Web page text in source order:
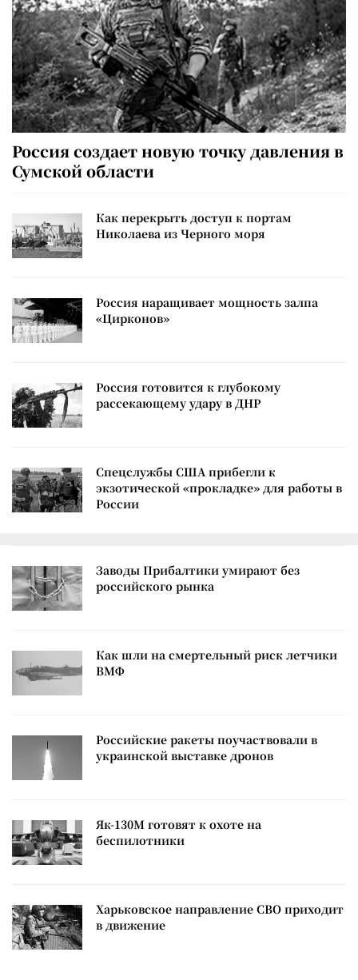
Россия создает новую точку давления в
Сумской области
Как перекрыть доступ к портам
Николаева из Черного моря
Россия наращивает мощность залпа
«Цирконов»
Россия готовится к глубокому
рассекающему удару в ДНР
Спецслужбы США прибегли к
экзотической «прокладке» для работы в
России
Заводы Прибалтики умирают без
российского рынка
Как шли на смертельный риск летчики
ВМФ
Российские ракеты поучаствовали в
украинской выставке дронов
Як-130М готовят к охоте на
беспилотники
Харьковское направление СВО приходит
в движение